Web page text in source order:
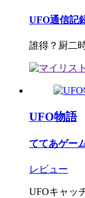
UFO通信記
誰得？厨二
UFO物語
ててあゲー
レビュー
UFOキャッ